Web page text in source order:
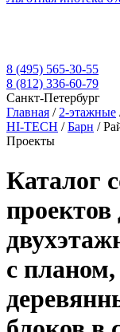
8 (495) 565-30-55
8 (812) 336-60-79
Санкт-Петербург
Главная / 2-этажные
HI-TECH /Барн /
Проекты
Каталог
с